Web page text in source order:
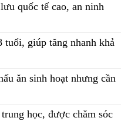
quốc tế cao, an ninh
tuổi, giúp tăng nhanh khả
ăn sinh hoạt nhưng cần
học, được chăm sóc